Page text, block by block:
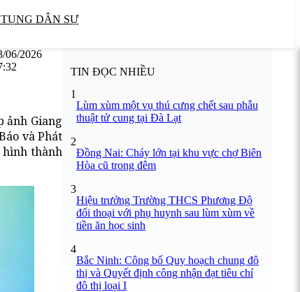
DÂN SỰ
06/2026
ảnh Giang
và Phát
hình thành
TIN ĐỌC NHIỀU
1
Lùm xùm một vụ thú cưng chết sau phẫu
thuật tử cung tại Đà Lạt
2
Đồng Nai: Cháy lớn tại khu vực chợ Biên
Hòa cũ trong đêm
3
Hiệu trưởng Trường THCS Phương Độ
đối thoại với phụ huynh sau lùm xùm về
tiền ăn học sinh
4
Bắc Ninh: Công bố Quy hoạch chung đô
thị và Quyết định công nhận đạt tiêu chí
đô thị loại I